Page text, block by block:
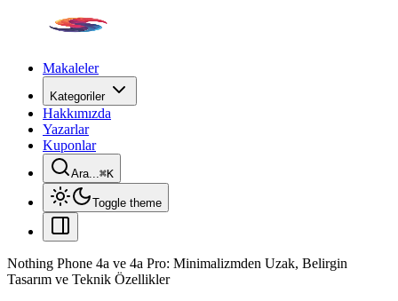
Makaleler
Kategoriler
Hakkımızda
Yazarlar
Kuponlar
Ara...⌘K
Toggle theme
Nothing Phone 4a ve 4a Pro: Minimalizmden Uzak, Belirgin
Tasarım ve Teknik Özellikler